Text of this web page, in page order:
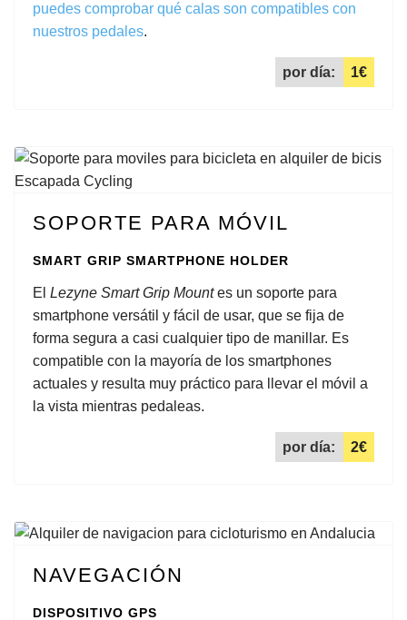
puedes comprobar qué calas son compatibles con
nuestros pedales.
por día: 1€
SOPORTE PARA MÓVIL
SMART GRIP SMARTPHONE HOLDER
El Lezyne Smart Grip Mountes un soporte para
smartphone versátil y fácil de usar, que se fija de
forma segura a casi cualquier tipo de manillar. Es
compatible con la mayoría de los smartphones
actuales y resulta muy práctico para llevar el móvil a
la vista mientras pedaleas.
por día: 2€
NAVEGACIÓN
DISPOSITIVO GPS